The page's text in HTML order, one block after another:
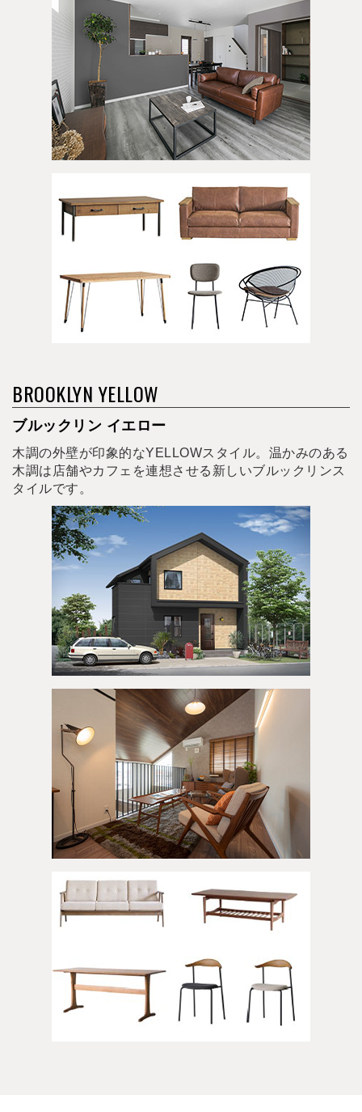
BROOKLYN YELLOW
ブルックリン イエロー
木調の外壁が印象的なYELLOWスタイル。温かみのある
木調は店舗やカフェを連想させる新しいブルックリンス
タイルです。